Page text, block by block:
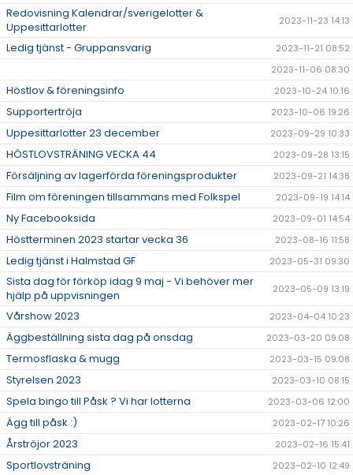
Redovisning Kalendrar/sverigelotter &
Uppesittarlotter
2023-11-23 14:13
Ledig tjänst - Gruppansvarig
2023-11-21 08:52
2023-11-06 08:30
Höstlov & föreningsinfo 2023-10-24 10:16
Supportertröja 2023-10-06 19:26
Uppesittarlotter 23 december 2023-09-29 10:33
HÖSTLOVSTRÄNING VECKA 44 2023-09-28 13:15
Försäljning av lagerförda föreningsprodukter 2023-09-21 14:38
Film om föreningen tillsammans med Folkspel 2023-09-19 14:14
Ny Facebooksida 2023-09-01 14:54
Höstterminen 2023 startar vecka 36 2023-08-16 11:58
Ledig tjänst i Halmstad GF 2023-05-31 09:30
Sista dag för förköp idag 9 maj - Vi behöver mer
hjälp på uppvisningen
2023-05-09 13:19
Vårshow 2023 2023-04-04 10:23
Äggbeställning sista dag på onsdag 2023-03-20 09:08
Termosflaska & mugg 2023-03-15 09:08
Styrelsen 2023 2023-03-10 08:15
Spela bingo till Påsk ? Vi har lotterna 2023-03-06 12:00
Ägg till påsk :) 2023-02-17 10:26
Årströjor 2023 2023-02-16 15:41
Sportlovsträning
2023-02-10 12:49